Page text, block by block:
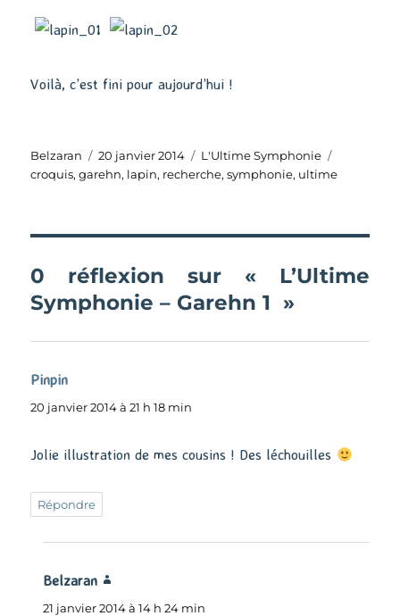
Voilà, c’est fini pour aujourd’hui !
Auteur
Belzaran
Publié
le
20 janvier 2014 Catégories
L'Ultime Symphonie
croquis,garehn, lapin, recherche,symphonie, ultime
0 réflexion sur « L’Ultime
Symphonie – Garehn 1 »
Pinpin
20 janvier 2014 à 21 h 18 min
Jolie illustration de mes cousins ! Des léchouilles
Répondre
Belzaran
21 janvier 2014 à 14 h 24 min